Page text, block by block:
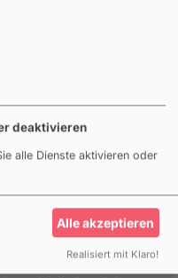
bereits seit längerem
Reisetage
Regelsatzes zu
an einigen
In der Abrechnung &
mit
6,5 Tage bei fünf
bezahlten Reisetagen).
deaktivieren
alle Dienste aktivieren oder
Alle akzeptieren
Realisiert mit Klaro!